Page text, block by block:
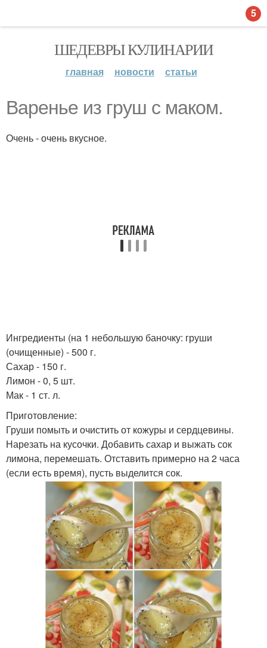
ШЕДЕВРЫ КУЛИНАРИИ
главная новости статьи
Варенье из груш с маком.
Очень - очень вкусное.
Ингредиенты (на 1 небольшую баночку: груши
(очищенные) - 500 г.
Сахар - 150 г.
Лимон - 0, 5 шт.
Мак - 1 ст. л.
Приготовление:
Груши помыть и очистить от кожуры и сердцевины.
Нарезать на кусочки. Добавить сахар и выжать сок
лимона, перемешать. Отставить примерно на 2 часа
(если есть время), пусть выделится сок.
5